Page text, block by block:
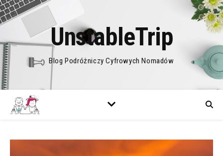
UnstableTrip
Blog Podróżniczy Cyfrowych Nomadów